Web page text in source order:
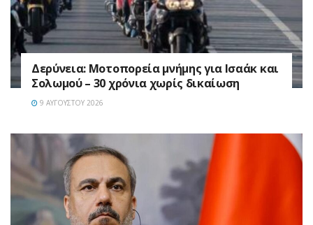
Δερύνεια: Μοτοπορεία μνήμης για Ισαάκ και
Σολωμού – 30 χρόνια χωρίς δικαίωση
9 ΑΥΓΟΎΣΤΟΥ 2026